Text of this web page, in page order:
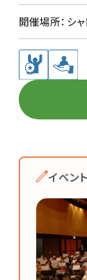
開催場所： シ
イベン